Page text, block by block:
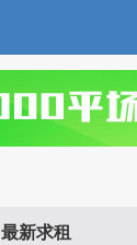
最新求租